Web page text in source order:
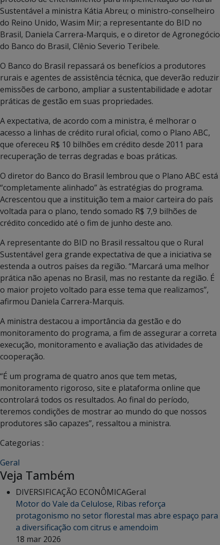
Sustentável a ministra Kátia Abreu; o ministro-conselheiro
do Reino Unido, Wasim Mir; a representante do BID no
Brasil, Daniela Carrera-Marquis, e o diretor de Agronegócio
do Banco do Brasil, Clênio Severio Teribele.
O Banco do Brasil repassará os benefícios a produtores
rurais e agentes de assistência técnica, que deverão reduzir
emissões de carbono, ampliar a sustentabilidade e adotar
práticas de gestão em suas propriedades.
A expectativa, de acordo com a ministra, é melhorar o
acesso a linhas de crédito rural oficial, como o Plano ABC,
que ofereceu R$ 10 bilhões em crédito desde 2011 para
recuperação de terras degradas e boas práticas.
O diretor do Banco do Brasil lembrou que o Plano ABC está
“completamente alinhado” às estratégias do programa.
Acrescentou que a instituição tem a maior carteira do país
voltada para o plano, tendo somado R$ 7,9 bilhões de
crédito concedido até o fim de junho deste ano.
A representante do BID no Brasil ressaltou que o Rural
Sustentável gera grande expectativa de que a iniciativa se
estenda a outros países da região. “Marcará uma melhor
prática não apenas no Brasil, mas no restante da região. É
o maior projeto voltado para esse tema que realizamos”,
afirmou Daniela Carrera-Marquis.
A ministra destacou a importância da gestão e do
monitoramento do programa, a fim de assegurar a correta
execução, monitoramento e avaliação das atividades de
cooperação.
“É um programa de quatro anos que tem metas,
monitoramento rigoroso, site e plataforma online que
controlará todos os resultados. Ao final do período,
teremos condições de mostrar ao mundo do que nossos
produtores são capazes”, ressaltou a ministra.
Categorias :
Geral
Veja Também
DIVERSIFICAÇÃO ECONÔMICAGeral
Motor do Vale da Celulose, Ribas reforça
protagonismo no setor florestal mas abre espaço para
a diversificação com citrus e amendoim
18 mar 2026